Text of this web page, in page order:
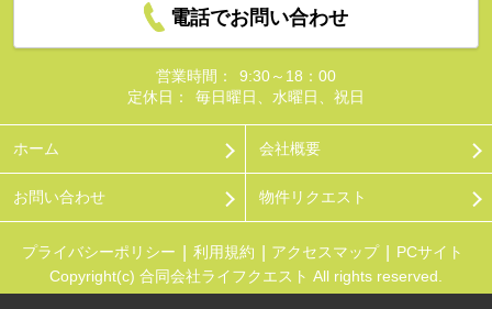
電話でお問い合わせ
営業時間：
9:30～18：00
定休日：
毎日曜日、水曜日、祝日
ホーム 会社概要
お問い合わせ 物件リクエスト
プライバシーポリシー 利用規約 アクセスマップ
PCサイト
Copyright(c) 合同会社ライフクエスト All rights reserved.